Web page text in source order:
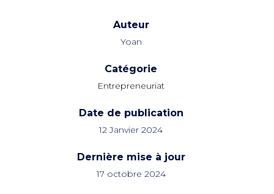
Auteur
Yoan
Catégorie
Entrepreneuriat
Date de publication
12 Janvier 2024
Dernière mise à jour
17 octobre 2024